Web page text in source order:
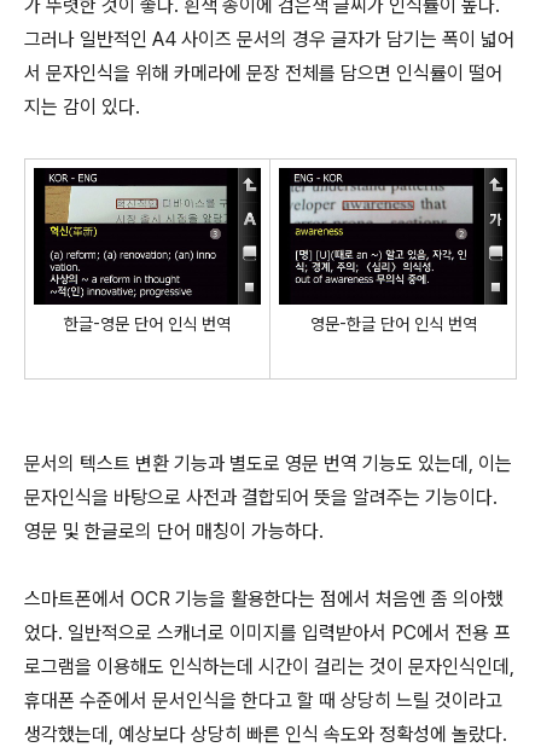
가 뚜렷한 것이 좋다. 흰색 종이에 검은색 글씨가 인식률이 높다.
그러나 일반적인 A4 사이즈 문서의 경우 글자가 담기는 폭이 넓어
서 문자인식을 위해 카메라에 문장 전체를 담으면 인식률이 떨어
지는 감이 있다.
한글-영문 단어 인식 번역 영문-한글 단어 인식 번역
문서의 텍스트 변환 기능과 별도로 영문 번역 기능도 있는데, 이는
문자인식을 바탕으로 사전과 결합되어 뜻을 알려주는 기능이다.
영문 및 한글로의 단어 매칭이 가능하다.
스마트폰에서 OCR 기능을 활용한다는 점에서 처음엔 좀 의아했
었다. 일반적으로 스캐너로 이미지를 입력받아서 PC에서 전용 프
로그램을 이용해도 인식하는데 시간이 걸리는 것이 문자인식인데,
휴대폰 수준에서 문서인식을 한다고 할 때 상당히 느릴 것이라고
생각했는데, 예상보다 상당히 빠른 인식 속도와 정확성에 놀랐다.